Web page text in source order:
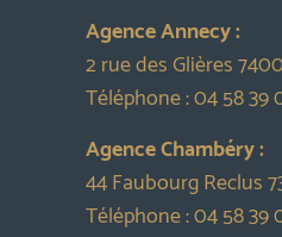
Agence Annecy :
2 rue des Glières
Téléphone :04 58 39
Agence Chambéry :
44 Faubourg Reclus
Téléphone :04 58 39